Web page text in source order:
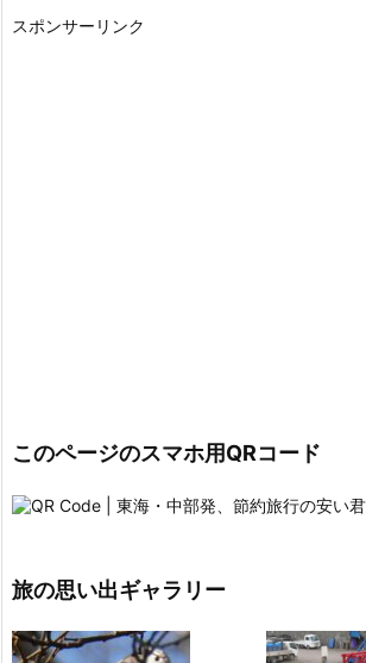
スポンサーリンク
このページのスマホ用QRコード
旅の思い出ギャラリー